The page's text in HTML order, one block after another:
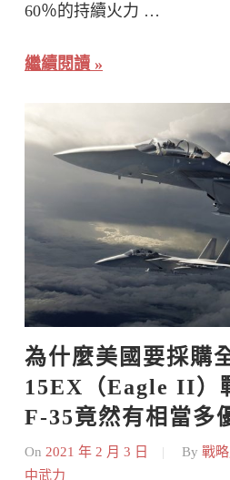
60％的持續火力 …
繼續閱讀
為什麼美國要採購
15EX（Eagle II）
F-35竟然有相當多
On 2021 年 2 月 3 日 By 戰
中武力